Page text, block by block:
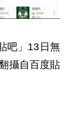
吧」13日無
攝自百度貼